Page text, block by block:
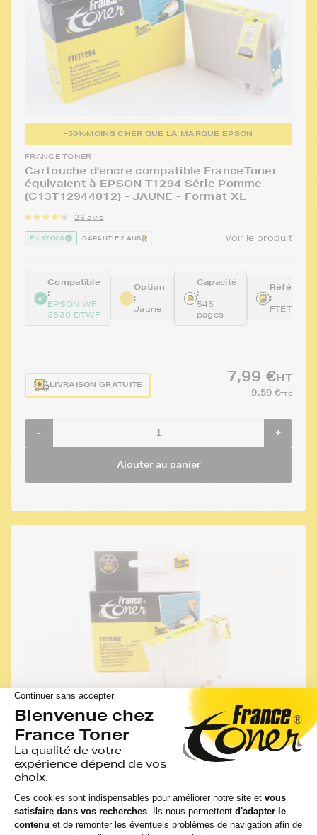
-50%MOINS CHER QUE LA MARQUE EPSON
FRANCE TONER
Cartouche d'encre compatible FranceToner
équivalent à EPSON T1294 Série Pomme
(C13T12944012) - JAUNE - Format XL
26 avis
EN STOCK GARANTIE 2 ANS Voir le produit
Compatible
:
EPSON WF
3530 DTWF
Option
:
Jaune
Capacité
:
545
pages
:
FTET1294
LIVRAISON GRATUITE
7,99 €HT
9,59 €TTC
- +
Ajouter au panier
-52%MOINS CHER QUE LA MARQUE EPSON
FRANCE TONER
Cartouche d'encre compatible FranceToner
équivalent à EPSON T1302 XL série cerf
(C13T13024010) - CYAN (bleu) - Format XL
4 avis